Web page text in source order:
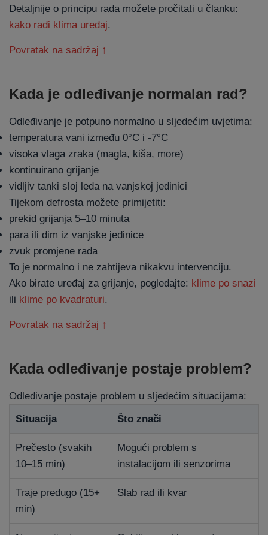
Detaljnije o principu rada možete pročitati u članku:
kako radi klima uređaj.
Povratak na sadržaj ↑
Kada je odleđivanje normalan rad?
Odleđivanje je potpuno normalno u sljedećim uvjetima:
temperatura vani između 0°C i -7°C
visoka vlaga zraka (magla, kiša, more)
kontinuirano grijanje
vidljiv tanki sloj leda na vanjskoj jedinici
Tijekom defrosta možete primijetiti:
prekid grijanja 5–10 minuta
para ili dim iz vanjske jedinice
zvuk promjene rada
To je normalno i ne zahtijeva nikakvu intervenciju.
Ako birate uređaj za grijanje, pogledajte: klime po snazi
ili klime po kvadraturi.
Povratak na sadržaj ↑
Kada odleđivanje postaje problem?
Odleđivanje postaje problem u sljedećim situacijama:
Situacija
Što znači
Prečesto (svakih
10–15 min)
Mogući problem s
instalacijom ili senzorima
Traje predugo (15+
min)
Slab rad ili kvar